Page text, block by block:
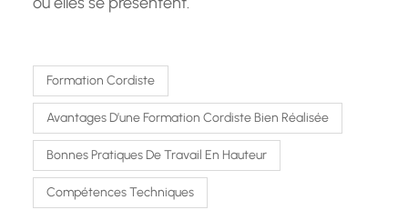
Formation Cordiste
Avantages D’une Formation Cordiste Bien Réalisée
Bonnes Pratiques De Travail En Hauteur
Compétences Techniques